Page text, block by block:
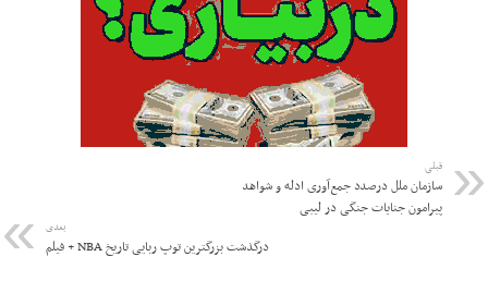
قبلی
سازمان ملل درصدد جمع‌آوری ادله و شواهد
پیرامون جنایات جنگی در لیبی
بعدی
درگذشت بزرگترین توپ ربایی تاریخ NBA + فیلم